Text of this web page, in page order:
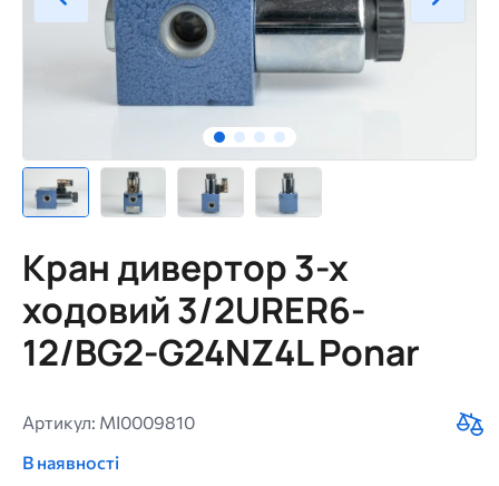
Кран дивертор 3-х
ходовий 3/2URER6-
12/BG2-G24NZ4L Ponar
Артикул: MI0009810
В наявності